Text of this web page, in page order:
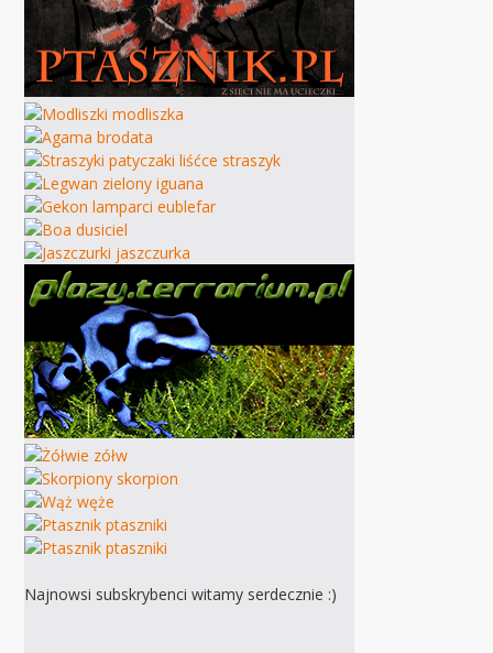
Najnowsi subskrybenci witamy serdecznie :)